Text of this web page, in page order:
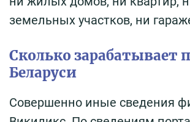
земельных участков, ни
Сколько зарабатывает
Беларуси
Совершенно иные сведения